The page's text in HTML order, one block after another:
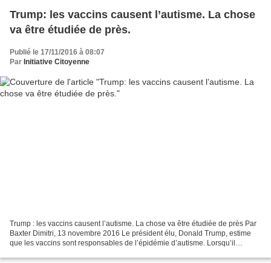
Trump: les vaccins causent l’autisme. La chose
va être étudiée de près.
Publié le 17/11/2016 à 08:07
Par Initiative Citoyenne
Trump : les vaccins causent l’autisme. La chose va être étudiée de près Par
Baxter Dimitri, 13 novembre 2016 Le président élu, Donald Trump, estime
que les vaccins sont responsables de l’épidémie d’autisme. Lorsqu’il